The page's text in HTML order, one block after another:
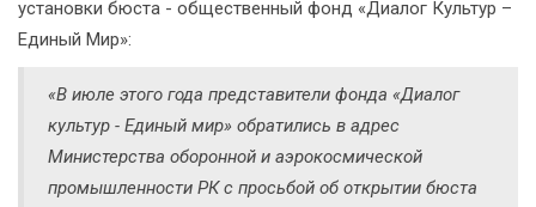
установки бюста - общественный фонд «Диалог Культур –
Единый Мир»:
«В июле этого года представители фонда «Диалог
культур - Единый мир» обратились в адрес
Министерства оборонной и аэрокосмической
промышленности РК с просьбой об открытии бюста